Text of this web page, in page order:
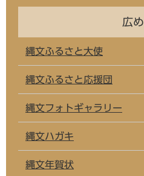
広
縄文ふるさと大使
縄文ふるさと応援団
縄文フォトギャラリー
縄文ハガキ
縄文年賀状